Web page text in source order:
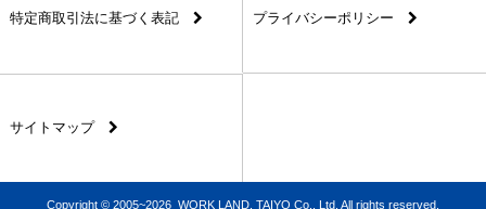
特定商取引法に基づく表記 プライバシーポリシー
サイトマップ
Copyright © 2005~2026 WORK LAND, TAIYO Co., Ltd. All rights reserved.